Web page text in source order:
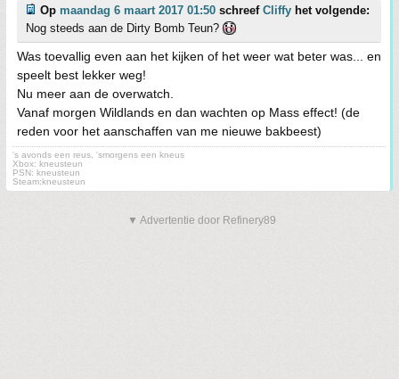
Op maandag 6 maart 2017 01:50 schreef Cliffy het volgende:
Nog steeds aan de Dirty Bomb Teun?
Was toevallig even aan het kijken of het weer wat beter was... en
speelt best lekker weg!
Nu meer aan de overwatch.
Vanaf morgen Wildlands en dan wachten op Mass effect! (de
reden voor het aanschaffen van me nieuwe bakbeest)
's avonds een reus, 'smorgens een kneus
Xbox: kneusteun
PSN: kneusteun
Steam:kneusteun
▼ Advertentie door Refinery89